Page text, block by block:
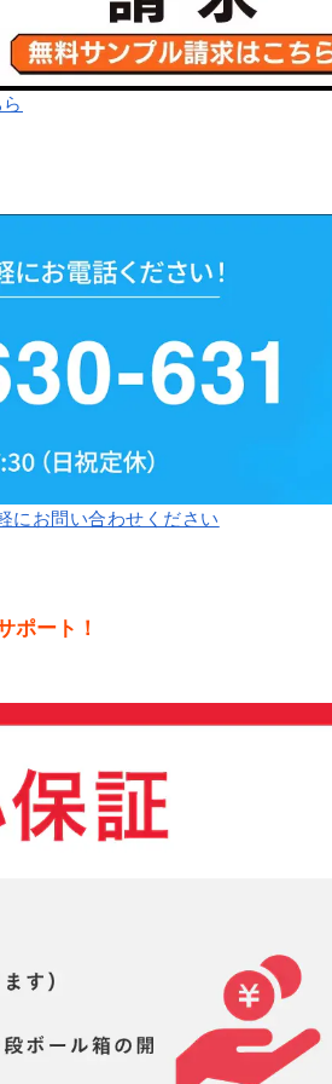
にお問い合わせください
ポート！